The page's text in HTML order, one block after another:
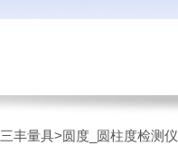
三丰量具>圆度_圆柱度检测仪